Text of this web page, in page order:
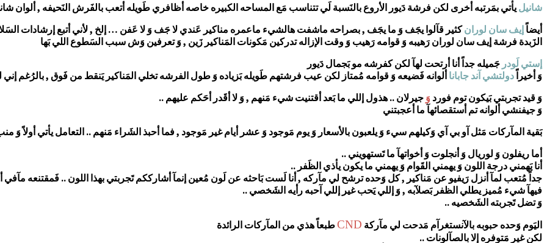
شانيل يأتي بمَرتبه أخرى لكن فرشة دَيور الأروع بالنَسبة لَي تتناسب مَع المساحه الكبيره خاصه أظافري طَويله أتعب بالفَرش النَحيفه , ألوان
أيضاً إيف سان لورانكثير قآلوا يجَف وَ ما يجَف , بصراحه ماشفت هالشيء ماعمره مناكير عَندي لا جَف وَ لا عَفن … إلخ , لأني أتبع إرشادات
الزَبدة فرشة إيف سان لوران رَهيبه وَ قوامه رَهيب وَ وقت الإزاله تدركين مَكونات المَناكير زَين , وَ تعرفين وَش سبب السَطوع اللي بَها
إستي لَودر جَميله جداً أنا أرتحت لهآ لكن كفرشه مو بَجمال دَيور
وَ أخيراً دولتشي آند جابانا ألوانه فَضيعه وَ قوامه مُمتاز لكن عيب فرشتهم طَويله بَزياده وَ طول الفرشه تخلي المَناكير يَنقط من فَوق , بالرُغم
وَ قيد تجربتي بَيكون توم فورد وَ جيرلان .. هذول إللي ما بَعد أقتنيت شيء مَنهم , وَ لا أقَدر أحَكم عليهم ..
وَ جيفنشي ألوانه تم أستقصائهآ ما أعجبتني
بَقية المآركات مَثل آو بي آي وَكيلهم سيء وَ يلعبون بالأسعار وَ يوم مَوجود وَ عشر أيام غير مَوجود , فما أحبذ الشَراء مَنهم .. التعامل يأتي أولاً وَ
أما ريفلون وَ لوريال وَ أنجلوت وَ أخواتهآ ما تَستهويني ..
أنا يَهمني درجة اللون وَ يهمني القَوام وَ يهمني ما يكون يأذي الظَفر ..
جداً مُتعب لمآ أنزل رَيفيو عن مَناكير , كل وَحده ترشح لي مآركه , أنا لَست بَاحثه عن لَون مُعين إنمآ أشارككم تَجربتي بهذا اللون .. فَمقتنعه مآفي
فيهآ شيء مُميز يطلي الظفر بَصلآبه , وَ إللي يَحب غير إللي آحبه رأيه الشَخصي ..
وَ تضل تَجربته الشَخصيه ..
اليَوم وَحده حبوبه بالآنستغرآم مَدحت لي مآركة CNDطبعاً هذي من المآركات الرائدة
لكن غير مَتوفره إلا بالصآلونات ..